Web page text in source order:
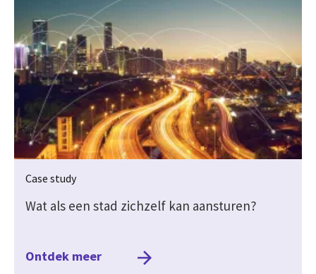
Case study
Wat als een stad zichzelf kan aansturen?
Ontdek meer
Pagination